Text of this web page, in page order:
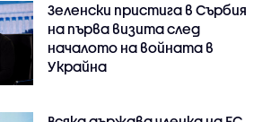
Зеленски пристига в Сърбия
на първа визита след
началото на войната в
Украйна